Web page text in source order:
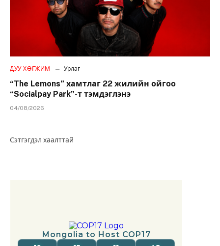
ДУУ ХӨГЖИМ Урлаг
“The Lemons” хамтлаг 22 жилийн ойгоо
“Socialpay Park”-т тэмдэглэнэ
04/08/2026
Сэтгэгдэл хаалттай